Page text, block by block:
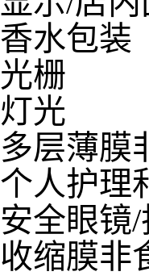
香水包装
光栅
灯光
多层薄膜
个人护理
安全眼镜/
收缩膜非